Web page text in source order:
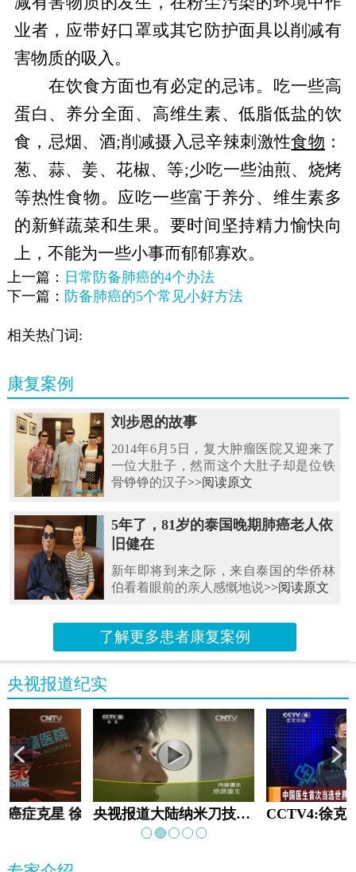
业者，应带好口罩或其它防护面具以削减有
害物质的吸入。
在饮食方面也有必定的忌讳。吃一些高
蛋白、养分全面、高维生素、低脂低盐的饮
食，忌烟、酒;削减摄入忌辛辣刺激性食物 ：
葱、蒜、姜、花椒、等;少吃一些油煎、烧烤
等热性食物。应吃一些富于养分、维生素多
的新鲜蔬菜和生果。要时间坚持精力愉快向
上，不能为一些小事而郁郁寡欢。
上一篇： 日常防备肺癌的4个办法
下一篇： 防备肺癌的5个常见小好方法
相关热门词:
康复案例
刘步恩的故事
2014年6月5日，复大肿瘤医院又迎来了
一位大肚子，然而这个大肚子却是位铁
骨铮铮的汉子>>阅读原文
5年了，81岁的泰国晚期肺癌老人依
旧健在
新年即将到来之际，来自泰国的华侨林
伯看着眼前的亲人感慨地说>>阅读原文
了解更多患者康复案例
央视报道纪实
癌症克星 徐克成 央视报道大陆纳米刀技术手术：绝境重生